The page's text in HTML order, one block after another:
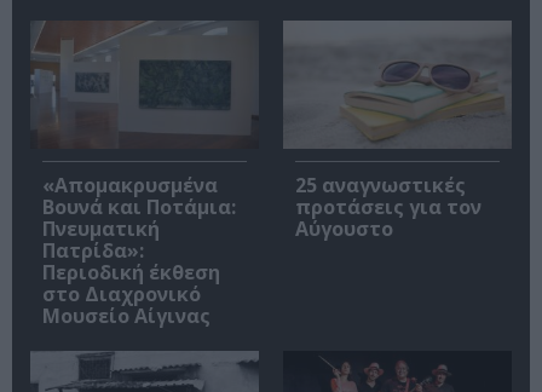
«Απομακρυσμένα
Βουνά και Ποτάμια:
Πνευματική
Πατρίδα»:
Περιοδική έκθεση
στο Διαχρονικό
Μουσείο Αίγινας
25 αναγνωστικές
προτάσεις για τον
Αύγουστο